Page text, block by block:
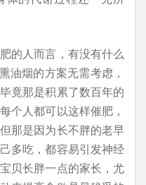
的人而言，有没有什么
油烟的方案无需考虑，
竟那是积累了数百年的
个人都可以这样催肥，
那是因为长不胖的老早
多吃，都容易引发神经
贝长胖一点的家长，尤